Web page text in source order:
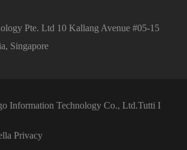
Pte. Ltd 10 Kallang Avenue #05-15
Singapore
Information Technology Co., Ltd.Tutti I
Privacy